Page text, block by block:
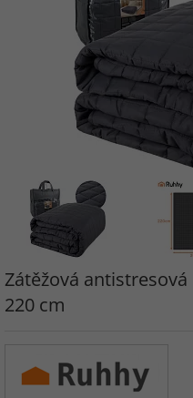
Zátěžová
220 cm